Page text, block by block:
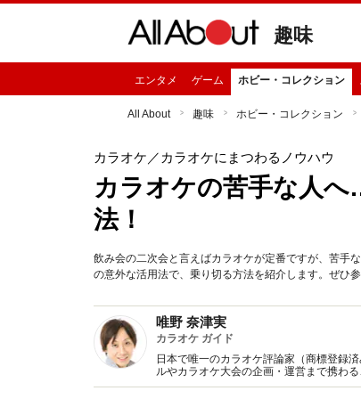
趣味
エンタメ ゲーム ホビー・コレクション
All About 趣味 ホビー・コレクション
カラオケ ／カラオケにまつわるノウハウ
カラオケの苦手な人
法！
飲み会の二次会と言えばカラオケが定番ですが、苦手
の意外な活用法で、乗り切る方法を紹介します。ぜひ
唯野 奈津実
カラオケ ガイド
日本で唯一のカラオケ評論家（商標登録
ルやカラオケ大会の企画・運営まで携わ
スタ」で連載経験を持つなど、カラオケ